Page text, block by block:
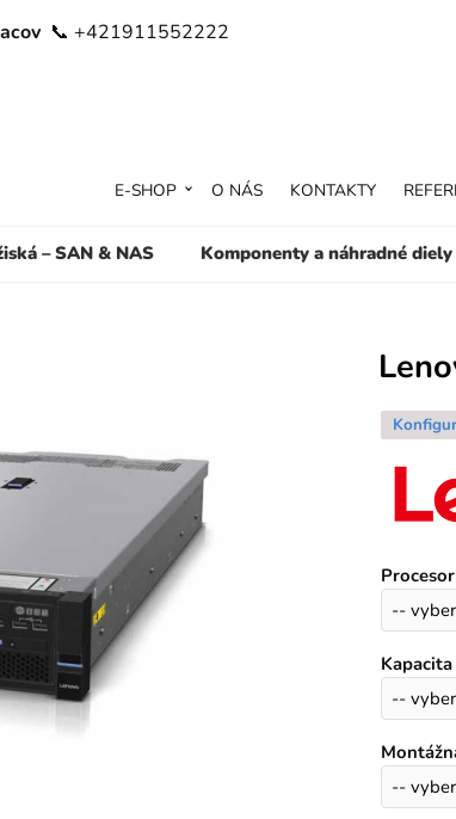
📞 +421911552222
– SAN & NAS Komponenty a náhradné diely
E-SHOP O NÁS KONTAKTY